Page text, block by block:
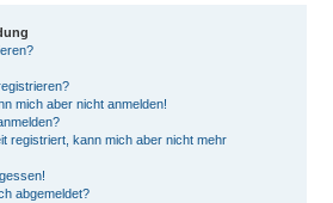
mich aber nicht anmelden!
registriert, kann mich aber nicht mehr
abgemeldet?